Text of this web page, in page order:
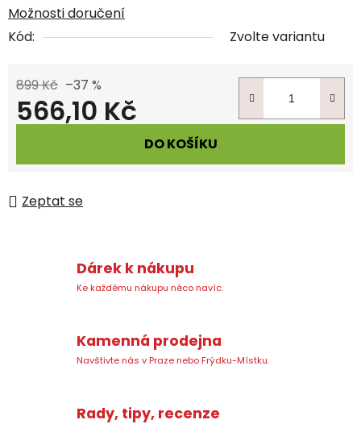
Možnosti doručení
Kód:
Zvolte variantu
899 Kč –37 %
566,10 Kč
DO KOŠÍKU
Zeptat se
Dárek k nákupu
Ke každému nákupu něco navíc.
Kamenná prodejna
Navštivte nás v Praze nebo Frýdku-Místku.
Rady, tipy, recenze